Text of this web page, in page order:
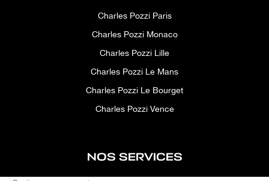
Charles Pozzi Paris
Charles Pozzi Monaco
Charles Pozzi Lille
Charles Pozzi Le Mans
Charles Pozzi Le Bourget
Charles Pozzi Vence
NOS SERVICES